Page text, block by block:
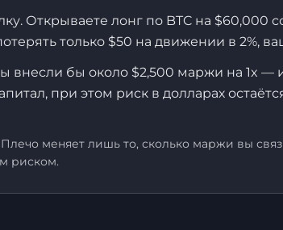
Открываете лонг по BTC на $60,000
только $50 на движении в 2%,
внесли бы около $2,500 маржи на 1x
при этом риск в долларах
меняет лишь то, сколько маржи вы
риском.